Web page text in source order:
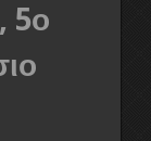
5ο